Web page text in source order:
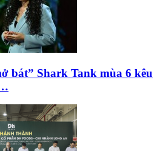
bát” Shark Tank mùa 6 kêu